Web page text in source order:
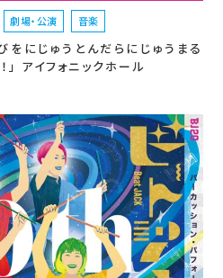
劇場・公演 音楽
をにじゅうとんだらにじゅうまる
」 アイフォニックホール